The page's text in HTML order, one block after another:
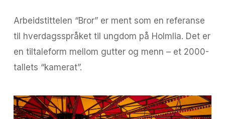
Arbeidstittelen “Bror” er ment som en referanse
til hverdagsspråket til ungdom på Holmlia. Det er
en tiltaleform mellom gutter og menn – et 2000-
tallets “kamerat”.